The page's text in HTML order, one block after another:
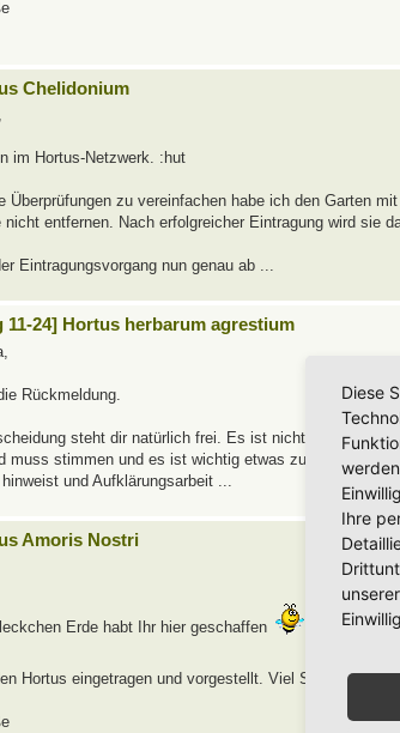
Chelidonium
im Hortus-Netzwerk. :hut
Überprüfungen zu vereinfachen habe ich den Garten
nicht entfernen. Nach erfolgreicher Eintragung wird sie
Eintragungsvorgang nun genau ab ...
11-24] Hortus herbarum agrestium
Rückmeldung.
steht dir natürlich frei. Es ist nicht möglich auf
muss stimmen und es ist wichtig etwas zu tun.
und Aufklärungsarbeit ...
Amoris Nostri
Erde habt Ihr hier geschaffen
Hortus eingetragen und vorgestellt. Viel Spaß
Diese
Ihre